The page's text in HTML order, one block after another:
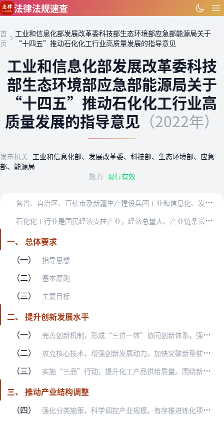
跳到主要内容
法律法规速查
首
页
工业和信息化部发展改革委科技部生态环境部应急部能源局关于
“十四五”推动石化化工行业高质量发展的指导意见
工业和信息化部发展改革委科技
部生态环境部应急部能源局关于
“十四五”推动石化化工行业高
质量发展的指导意见 （2022年）
发布机关 工业和信息化部、发展改革委、科技部、生态环境部、应急
部、能源局
效力 现行有效
各
省、自治区、直辖市及新疆生产建设兵团工业和信息化、发展改革、科技、生态环境、应急、能源主管（管理）部门，各有关中央企业，有关协会：
石
化化工行业是国民经济支柱产业，经济总量大、产业链条长、产品种类多、关联覆盖广，关乎产业链供应链安全稳定、绿色低碳发展、民生福祉改善。为贯彻《中华人民共和国国民…
一、 总体要求
（一）
指导思想
（二） 基本原则
（三） 主要目标
二、 提升创新发展水平
（一）
完善创新机制，形成“三位一体”协同创新体系。强化企业创新主体地位，加快构建重点实验室、重点领域创新中心、共性技术研发机构“三位一体”创新体系，推动产学研用深度融…
（二） 攻克核心技术，增强创新发展动力。加快突破新型催化、绿色合成、功能-结构一体化高分子材料制造、“绿氢”规模化应用等关键技术，布局基础化学品短流程制备、智能仿生材料…
（三） 实施“三品”行动，提升化工产品供给质量。围绕新一代信息技术、生物技术、新能源、高端装备等战略性新兴产业，增加有机氟硅、聚氨酯、聚酰胺等材料品种规格，加快发展高端…
三、 推动产业结构调整
（四）
强化分类施策，科学调控产业规模。有序推进炼化项目“降油增化”，延长石油化工产业链。增强高端聚合物、专用化学品等产品供给能力。严控炼油、磷铵、电石、黄磷等行业新增…